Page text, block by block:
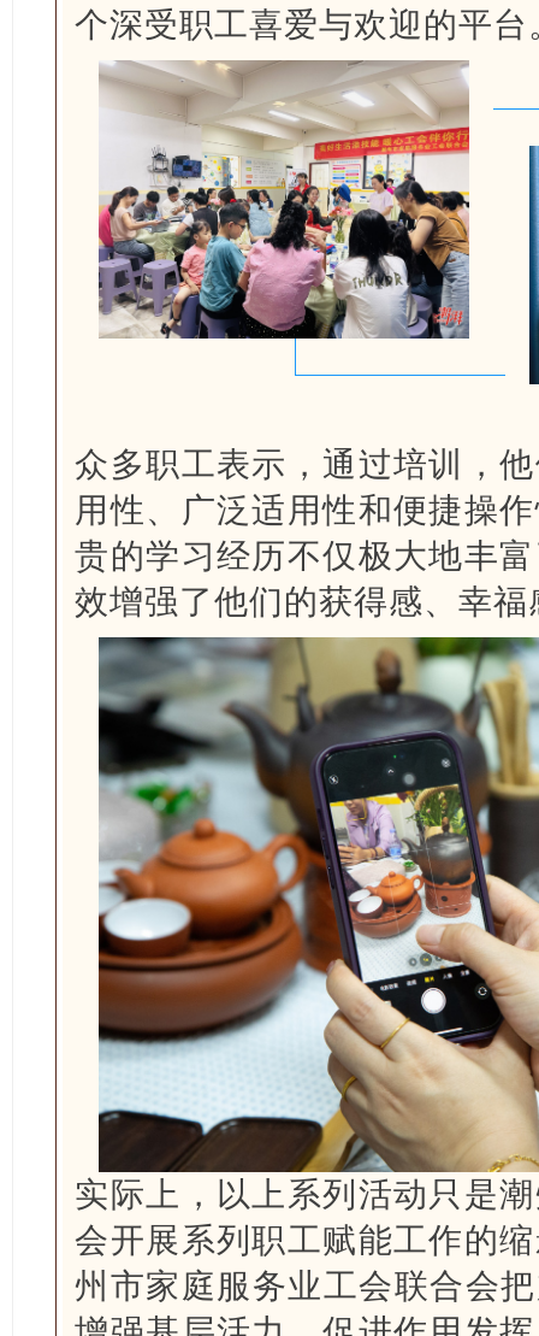
个深受职工喜爱与欢迎的平台
众多职工表示，通过培训，
用性、广泛适用性和便捷操
贵的学习经历不仅极大地丰
效增强了他们的获得感、幸
实际上，以上系列活动只是
会开展系列职工赋能工作的
州市家庭服务业工会联合会